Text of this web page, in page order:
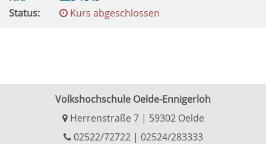
Status:
Kurs abgeschlossen
Volkshochschule Oelde-Ennigerloh
Herrenstraße 7 | 59302 Oelde
02522/72722| 02524/283333